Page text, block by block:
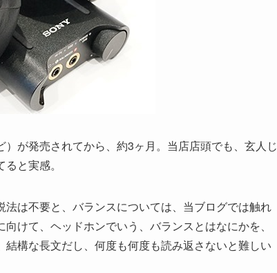
が発売されてから、約3ヶ月。当店店頭でも、玄人じ
と実感。
は不要と、バランスについては、当ブログでは触れ
けて、ヘッドホンでいう、バランスとはなにかを、
構な長文だし、何度も何度も読み返さないと難しい